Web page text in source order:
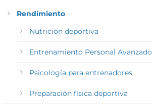
Rendimiento
Nutrición deportiva
Entrenamiento Personal Avanzado
Psicología para entrenadores
Preparación física deportiva